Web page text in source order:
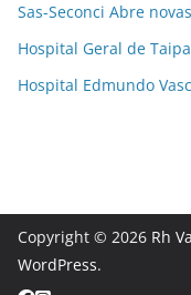
Sas-Seconci Abre
Hospital Geral de
Hospital Edmundo
Copyright © 2026 Rh
WordPress.